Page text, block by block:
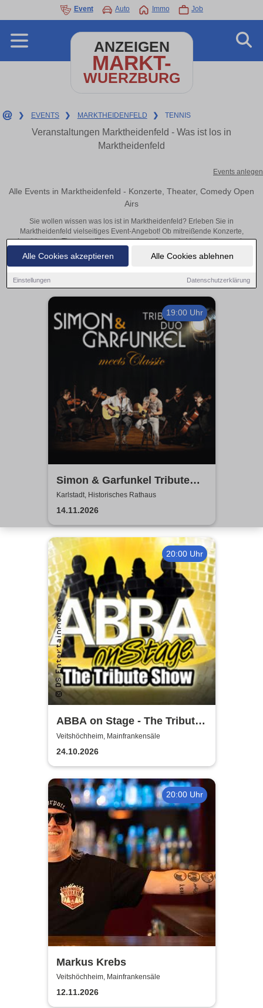
Alle Cookies akzeptieren Alle Cookies ablehnen
Einstellungen Datenschutzerklärung
Event Auto Immo Job
ANZEIGEN
MARKT-
WUERZBURG
❯ EVENTS ❯ MARKTHEIDENFELD ❯ TENNIS
Veranstaltungen Marktheidenfeld - Was ist los in
Marktheidenfeld
Events anlegen
Alle Events in Marktheidenfeld - Konzerte, Theater, Comedy Open
Airs
Sie wollen wissen was los ist in Marktheidenfeld? Erleben Sie in
Marktheidenfeld vielseitiges Event-Angebot! Ob mitreißende Konzerte,
inspirierende Theateraufführungen oder aufregende Veranstaltungen in
Marktheidenfeld – hier finden alles im Überblick und Tickets.
19:00 Uhr
Simon & Garfunkel Tribute
meets Classic - Duo
Graceland
Karlstadt, Historisches Rathaus
14.11.2026
20:00 Uhr
ABBA on Stage - The Tribute
Show
Veitshöchheim, Mainfrankensäle
24.10.2026
20:00 Uhr
Markus Krebs
Veitshöchheim, Mainfrankensäle
12.11.2026